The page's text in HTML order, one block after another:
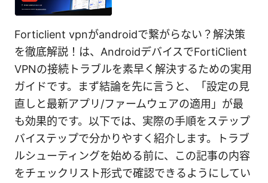
Forticlient vpnがandroidで繋がらない？解決策
を徹底解説！は、AndroidデバイスでFortiClient
VPNの接続トラブルを素早く解決するための実用
ガイドです。まず結論を先に言うと、「設定の見
直しと最新アプリ/ファームウェアの適用」が最
も効果的です。以下では、実際の手順をステップ
バイステップで分かりやすく紹介します。トラブ
ルシューティングを始める前に、この記事の内容
をチェックリスト形式で確認できるようにしてい